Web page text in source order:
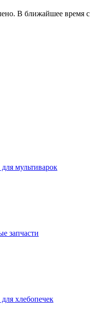
В ближайшее время с
для мультиварок
запчасти
для хлебопечек